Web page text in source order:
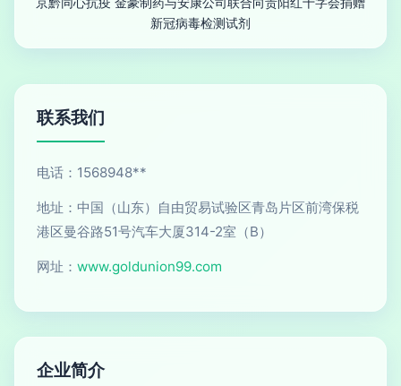
新冠病毒检测试剂
联系我们
电话：1568948**
地址：中国（山东）自由贸易试验区青岛片区前湾保税
港区曼谷路51号汽车大厦314-2室（B）
网址： www.goldunion99.com
企业简介